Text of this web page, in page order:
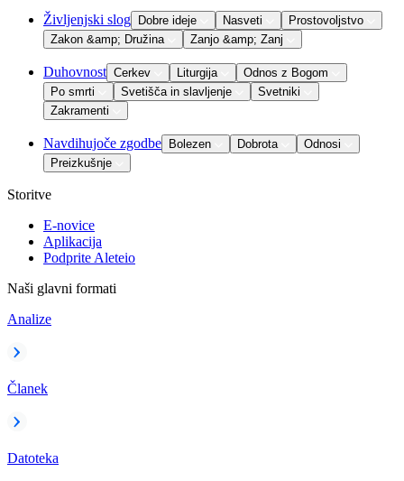
Življenjski slog Dobre ideje Nasveti
Prostovoljstvo
Zakon &amp; Družina
Zanjo &amp; Zanj
Duhovnost Cerkev Liturgija
Odnos z Bogom
Po smrti
Svetišča in slavljenje
Svetniki
Zakramenti
Navdihujoče zgodbe Bolezen Dobrota
Odnosi
Preizkušnje
Storitve
E-novice
Aplikacija
Podprite Aleteio
Naši glavni formati
Analize
Članek
Datoteka